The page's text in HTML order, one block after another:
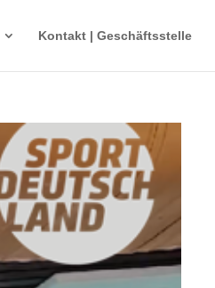
Kontakt | Geschäftsstelle